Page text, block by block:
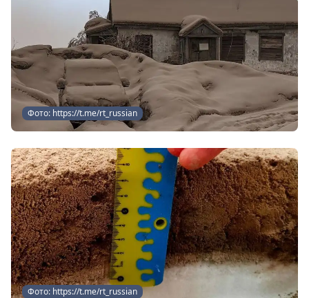
Фото: https://t.me/rt_russian
Фото: https://t.me/rt_russian